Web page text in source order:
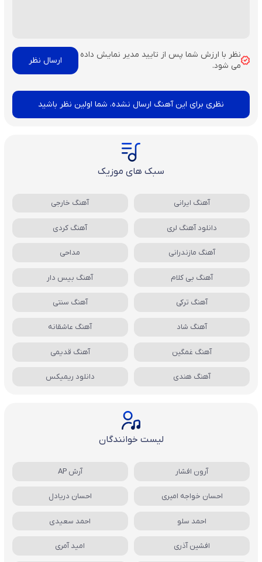
نظر با ارزش شما پس از تایید مدیر نمایش داده
می شود.
نظری برای این آهنگ ارسال نشده، شما اولین نظر باشید
سبک های موزیک
آهنگ ایرانی آهنگ خارجی
دانلود آهنگ لری آهنگ کردی
آهنگ مازندرانی مداحی
آهنگ بی کلام آهنگ بیس دار
آهنگ ترکی آهنگ سنتی
آهنگ شاد آهنگ عاشقانه
آهنگ غمگین آهنگ قدیمی
آهنگ هندی دانلود ریمیکس
لیست خوانندگان
آرون افشار آرش AP
احسان خواجه امیری احسان دریادل
احمد سلو احمد سعیدی
افشین آذری امید آمری